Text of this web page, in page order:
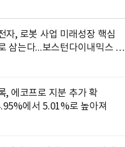
자, 로봇 사업 미래성장 핵심
삼는다...보스턴다이내믹스 출
, 에코프로 지분 추가 확
에서 5.01%로 높아져